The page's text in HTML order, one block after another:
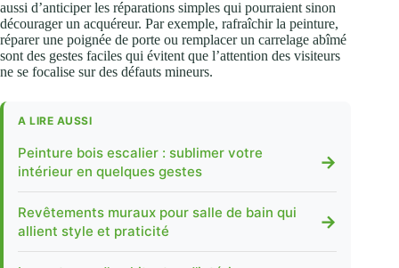
aussi d’anticiper les réparations simples qui pourraient sinon
décourager un acquéreur. Par exemple, rafraîchir la peinture,
réparer une poignée de porte ou remplacer un carrelage abîmé
sont des gestes faciles qui évitent que l’attention des visiteurs
ne se focalise sur des défauts mineurs.
A LIRE AUSSI
Peinture bois escalier : sublimer votre
intérieur en quelques gestes
→
Revêtements muraux pour salle de bain qui
allient style et praticité
→